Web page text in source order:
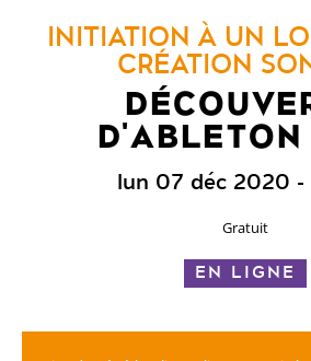
INITIATION À UN
CRÉATION
D'ABLETON
lun 07 déc 2020 -
Gratuit
EN LIGNE